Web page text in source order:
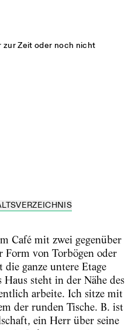
zur Zeit oder noch nicht
Café mit zwei gegenüber
Form von Torbögen oder
ganze untere Etage
Haus steht in der Nähe des
arbeite. Ich sitze mit
der runden Tische. B. ist
ein Herr über seine